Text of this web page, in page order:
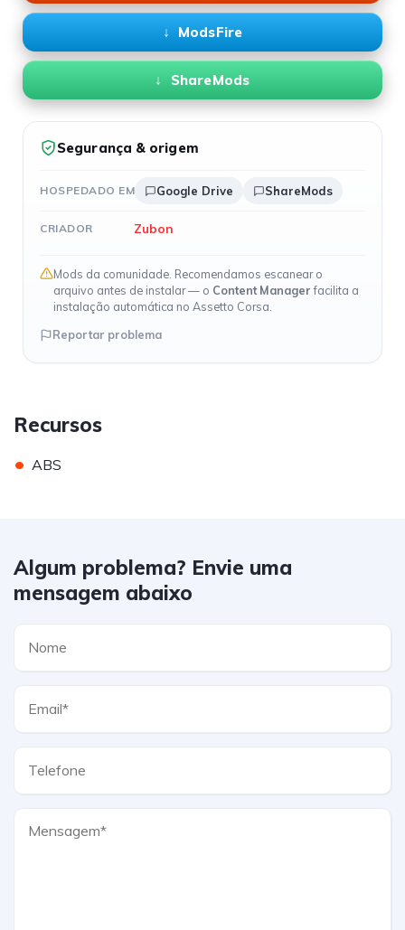
ModsFire
ShareMods
Segurança & origem
HOSPEDADO EM Google Drive ShareMods
CRIADOR Zubon
Mods da comunidade. Recomendamos escanear o
arquivo antes de instalar — o Content Managerfacilita a
instalação automática no Assetto Corsa.
Reportar problema
Recursos
• ABS
Algum problema? Envie uma
mensagem abaixo